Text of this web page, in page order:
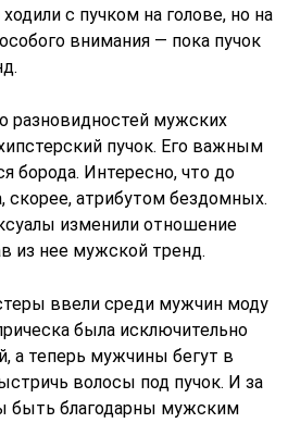
с пучком на голове, но на
внимания — пока пучок
разновидностей мужских
пучок. Его важным
борода. Интересно, что до
скорее, атрибутом бездомных.
изменили отношение
из нее мужской тренд.
ввели среди мужчин моду
была исключительно
а теперь мужчины бегут в
волосы под пучок. И за
быть благодарны мужским